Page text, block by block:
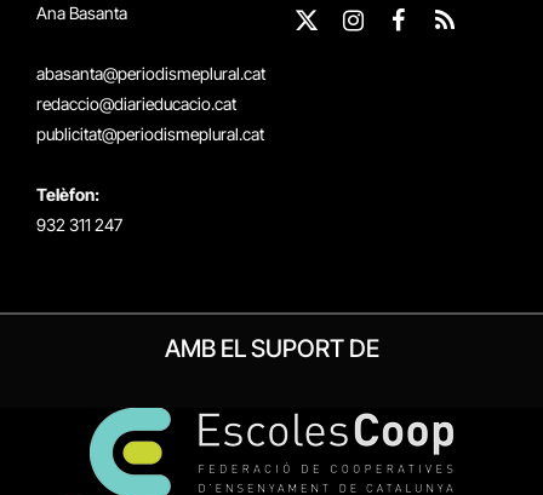
Ana Basanta
abasanta@periodismeplural.cat
redaccio@diarieducacio.cat
publicitat@periodismeplural.cat
Telèfon:
932 311 247
X
Instagram
Facebook
RSS
AMB EL SUPORT DE